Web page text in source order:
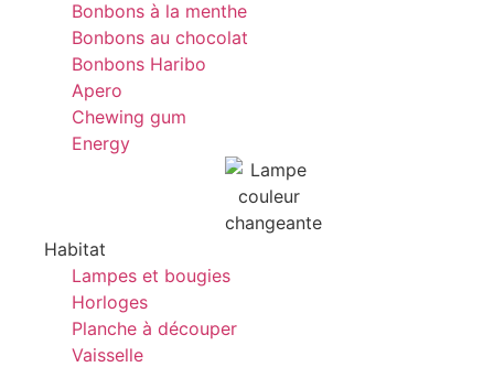
Bonbons à la menthe
Bonbons au chocolat
Bonbons Haribo
Apero
Chewing gum
Energy
Habitat
Lampes et bougies
Horloges
Planche à découper
Vaisselle